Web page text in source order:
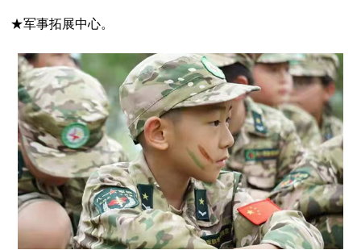
★军事拓展中心。